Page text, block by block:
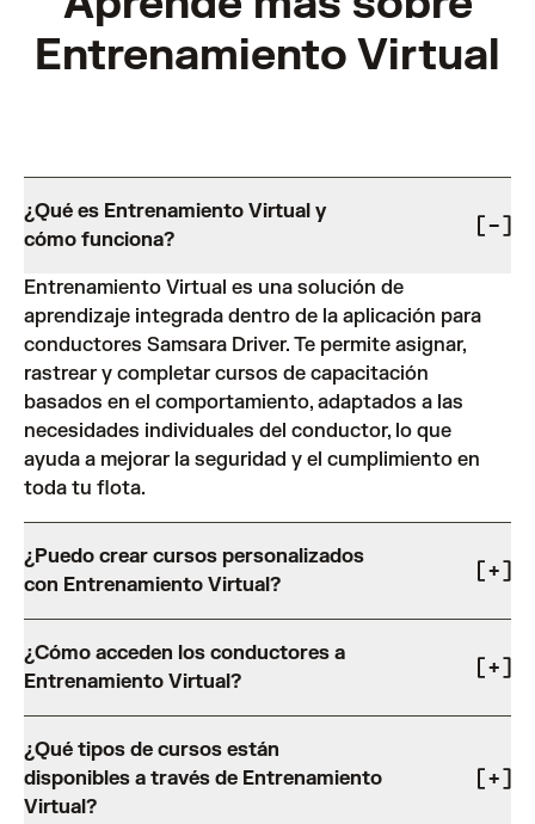
Entrenamiento Virtual
¿Qué es Entrenamiento Virtual y
cómo funciona?
Entrenamiento Virtual es una solución de
aprendizaje integrada dentro de la aplicación para
conductores Samsara Driver. Te permite asignar,
rastrear y completar cursos de capacitación
basados en el comportamiento, adaptados a las
necesidades individuales del conductor, lo que
ayuda a mejorar la seguridad y el cumplimiento en
toda tu flota.
¿Puedo crear cursos personalizados
con Entrenamiento Virtual?
crear tus propios cursos personalizados, además de
la biblioteca de cursos prediseñada. También puedes
importar materiales de capacitación para alinearlos
con los objetivos específicos de tu organización.
¿Cómo acceden los conductores a
Entrenamiento Virtual?
Virtual directamente a través de la aplicación para
conductores Samsara Driver, lo que les permite
completar los cursos en cualquier momento y en
¿Qué tipos de cursos están
disponibles a través de Entrenamiento
Virtual?